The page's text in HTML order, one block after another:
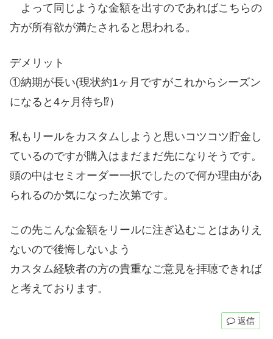
よって同じような金額を出すのであればこちらの
方が所有欲が満たされると思われる。
デメリット
①納期が長い(現状約1ヶ月ですがこれからシーズン
になると4ヶ月待ち⁉︎）
私もリールをカスタムしようと思いコツコツ貯金し
ているのですが購入はまだまだ先になりそうです。
頭の中はセミオーダー一択でしたので何か理由があ
られるのか気になった次第です。
この先こんな金額をリールに注ぎ込むことはありえ
ないので後悔しないよう
カスタム経験者の方の貴重なご意見を拝聴できれば
と考えております。
返信